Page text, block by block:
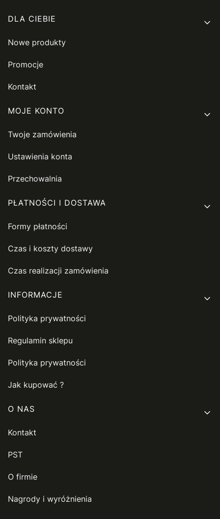
DLA CIEBIE
Nowe produkty
Promocje
Kontakt
MOJE KONTO
Twoje zamówienia
Ustawienia konta
Przechowalnia
PŁATNOŚCI I DOSTAWA
Formy płatności
Czas i koszty dostawy
Czas realizacji zamówienia
INFORMACJE
Polityka prywatności
Regulamin sklepu
Polityka prywatności
Jak kupować ?
O NAS
Kontakt
PST
O firmie
Nagrody i wyróżnienia